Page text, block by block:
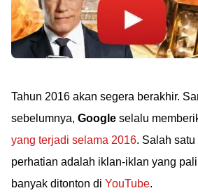
Tahun 2016 akan segera berakhir.
sebelumnya, Google selalu
yang terjadi selama 2016. Salah
perhatian adalah iklan-iklan yang
banyak ditonton di YouTube.